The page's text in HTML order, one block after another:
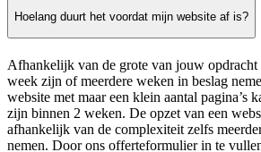
Hoelang duurt het voordat mijn website af is?
Afhankelijk van de grote van jouw opdracht
week zijn of meerdere weken in beslag
website met maar een klein aantal pagina’s
zijn binnen 2 weken. De opzet van een
afhankelijk van de complexiteit zelfs
nemen. Door ons offerteformulier in te